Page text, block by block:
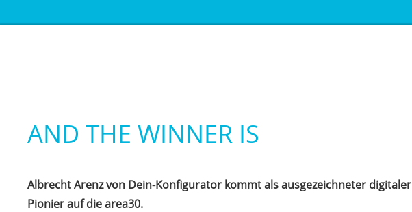
AND THE WINNER IS
Albrecht Arenz von Dein-Konfigurator kommt als ausgezeichneter digitaler
Pionier auf die area30.